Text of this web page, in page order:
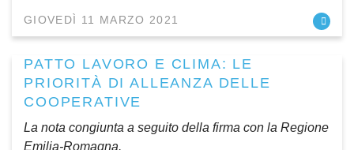
GIOVEDÌ 11 MARZO 2021
PATTO LAVORO E CLIMA: LE
PRIORITÀ DI ALLEANZA DELLE
COOPERATIVE
La nota congiunta a seguito della firma con la Regione
Emilia-Romagna.